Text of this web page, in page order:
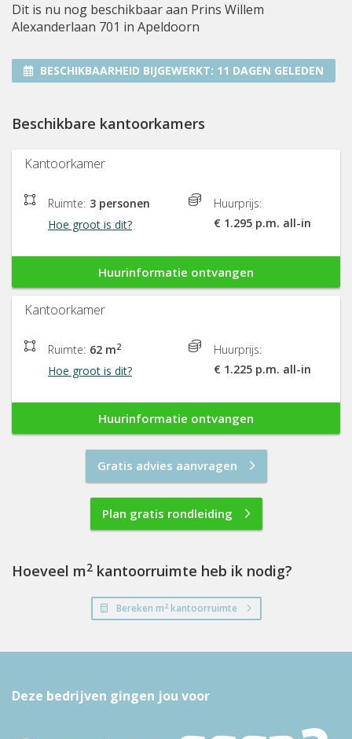
Dit is nu nog beschikbaar aan Prins Willem
Alexanderlaan 701 in Apeldoorn
BESCHIKBAARHEID BIJGEWERKT: 11 DAGEN GELEDEN
Beschikbare kantoorkamers
Kantoorkamer
Ruimte: 3 personen
Hoe groot is dit?
Huurprijs:
€ 1.295 p.m. all-in
Huurinformatie ontvangen
Kantoorkamer
Ruimte: 62 m2
Hoe groot is dit?
Huurprijs:
€ 1.225 p.m. all-in
Huurinformatie ontvangen
Gratis advies aanvragen
Plan gratis rondleiding
Hoeveel m2 kantoorruimte heb ik nodig?
Bereken m2kantoorruimte
Deze bedrijven gingen jou voor